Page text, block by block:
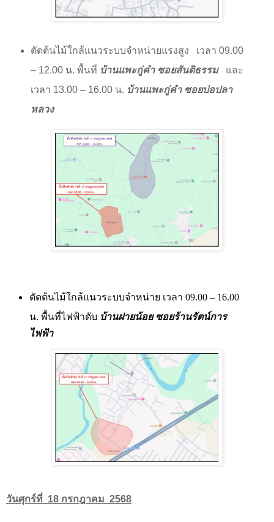
ตัดต้นไม้ใกล้แนวระบบจำหน่ายแรงสูง เวลา 09.00
– 12.00น. พื้นที่ บ้านแพะกู่คำ ซอยสันติธรรม
และ
เวลา 13.00 – 16.00 น. บ้านแพะกู่คำ ซอยบ่อปลา
หลวง
ตัดต้นไม้ใกล้แนวระบบจำหน่าย เวลา 09.00 – 16.00
น. พื้นที่ไฟฟ้าดับ บ้านฝายน้อย ซอยร้านรัตน์การ
ไฟฟ้า
วันศุกร์ที่ 18 กรกฎาคม 2568